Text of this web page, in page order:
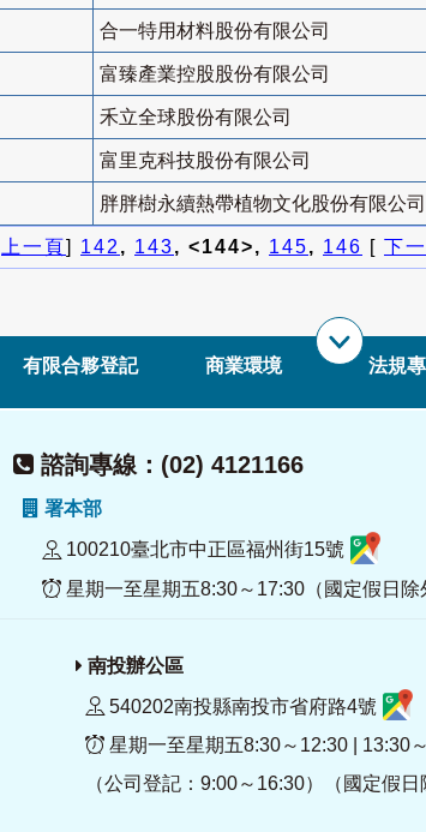
合一特用材料股份有限公司
富臻產業控股股份有限公司
禾立全球股份有限公司
富里克科技股份有限公司
胖胖樹永續熱帶植物文化股份有限公司
上一頁] 142, 143, <144>, 145, 146 [ 下
有限合夥登記 商業環境 法規
諮詢專線：(02) 4121166
署本部
100210臺北市中正區福州街15號
星期一至星期五8:30～17:30（國定假日除
南投辦公區
540202南投縣南投市省府路4號
星期一至星期五8:30～12:30 | 13:30
（公司登記：9:00～16:30）（國定假日